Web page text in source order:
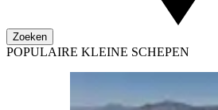
Zoeken
POPULAIRE KLEINE SCHEPEN